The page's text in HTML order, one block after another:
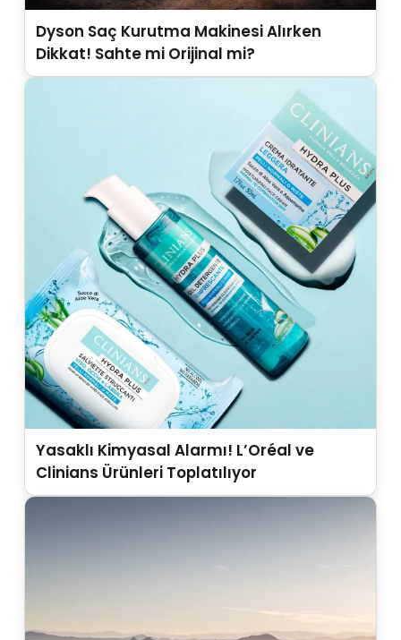
Dyson Saç Kurutma Makinesi Alırken
Dikkat! Sahte mi Orijinal mi?
Yasaklı Kimyasal Alarmı! L’Oréal ve
Clinians Ürünleri Toplatılıyor